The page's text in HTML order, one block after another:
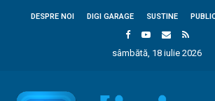
DESPRE NOI DIGI GARAGE SUSTINE
sâmbătă, 18 iulie 2026